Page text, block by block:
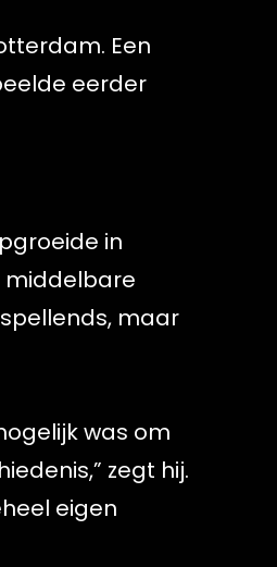
Een
eerder
in
middelbare
maar
was om
zegt hij.
eigen